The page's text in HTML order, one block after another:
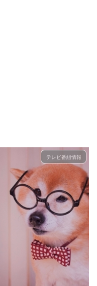
テレビ番組情報